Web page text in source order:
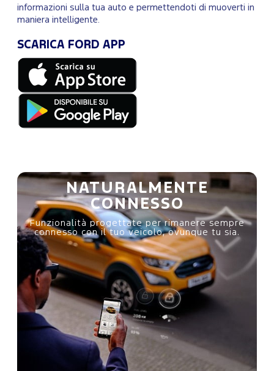
informazioni sulla tua auto e permettendoti di muoverti in
maniera intelligente.
SCARICA FORD APP
NATURALMENTE
CONNESSO
Funzionalità progettate per rimanere sempre
connesso con il tuo veicolo, ovunque tu sia.